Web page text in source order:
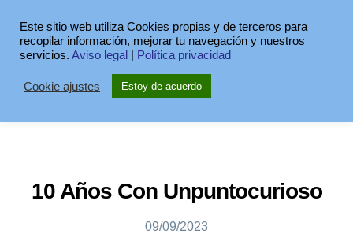
10 Años Con Unpuntocurioso
09/09/2023
Este sitio web utiliza Cookies propias y de terceros para
recopilar información, mejorar tu navegación y nuestros
servicios. Aviso legal Política privacidad
Cookie ajustes Estoy de acuerdo